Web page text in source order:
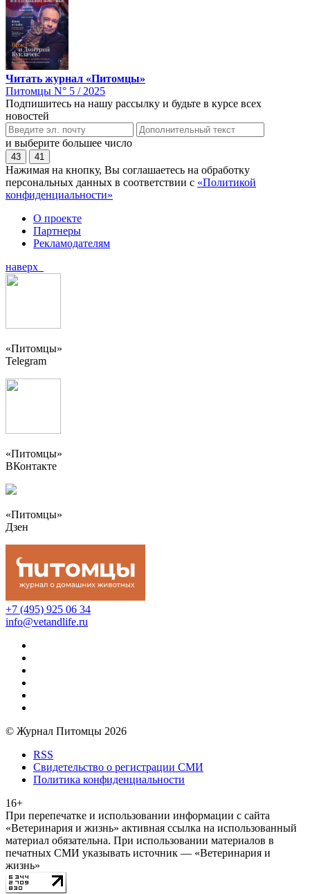
Читать журнал «Питомцы»
Питомцы N° 5 / 2025
Подпишитесь на нашу рассылку и будьте в курсе всех
новостей
и выберите большее число
43 41
Нажимая на кнопку, Вы соглашаетесь на обработку
персональных данных в соответствии с «Политикой
конфиденциальности»
О проекте
Партнеры
Рекламодателям
наверх
«Питомцы»
Telegram
«Питомцы»
ВКонтакте
«Питомцы»
Дзен
+7 (495) 925 06 34
info@vetandlife.ru
© Журнал Питомцы 2026
RSS
Свидетельство о регистрации СМИ
Политика конфиденциальности
16+
При перепечатке и использовании информации с сайта
«Ветеринария и жизнь» активная ссылка на использованный
материал обязательна. При использовании материалов в
печатных СМИ указывать источник — «Ветеринария и
жизнь»